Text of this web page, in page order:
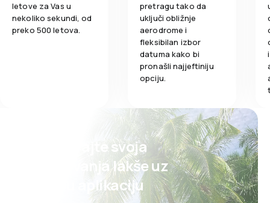
letove za Vas u
nekoliko sekundi, od
preko 500 letova.
pretragu tako da
uključi obližnje
aerodrome i
fleksibilan izbor
datuma kako bi
pronašli najjeftiniju
opciju.
Planirajte svoja
putovanja lakše uz
našu aplikaciju